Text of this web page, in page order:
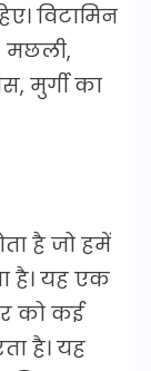
विटामिन
मछली,
मुर्गी का
है जो हमें
है। यह एक
को कई
है। यह